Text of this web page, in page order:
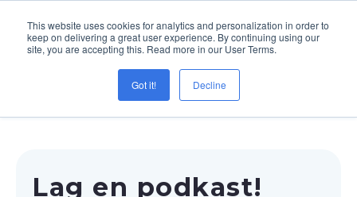
This website uses cookies for analytics and personalization in order to
keep on delivering a great user experience. By continuing using our
site, you are accepting this. Read more in our User Terms.
Got it! Decline
Menu
Lag en podkast!